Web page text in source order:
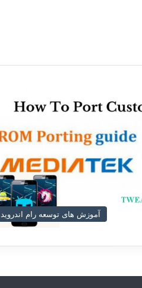
آموزش های توسعه رام اندروید